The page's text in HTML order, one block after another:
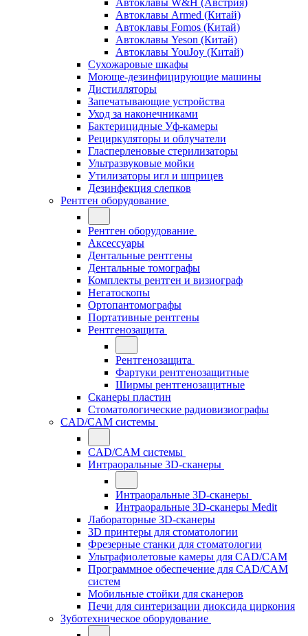
Автоклавы W&H (Австрия)
Автоклавы Armed (Китай)
Автоклавы Fomos (Китай)
Автоклавы Yeson (Китай)
Автоклавы YouJoy (Китай)
Сухожаровые шкафы
Моюще-дезинфицирующие машины
Дистилляторы
Запечатывающие устройства
Уход за наконечниками
Бактерицидные Уф-камеры
Рециркуляторы и облучатели
Гласперленовые стерилизаторы
Ультразвуковые мойки
Утилизаторы игл и шприцев
Дезинфекция слепков
Рентген оборудование
Рентген оборудование
Аксессуары
Дентальные рентгены
Дентальные томографы
Комплекты рентген и визиограф
Негатоскопы
Ортопантомографы
Портативные рентгены
Рентгенозащита
Рентгенозащита
Фартуки рентгенозащитные
Ширмы рентгенозащитные
Сканеры пластин
Стоматологические радиовизиографы
CAD/CAM системы
CAD/CAM системы
Интраоральные 3D-сканеры
Интраоральные 3D-сканеры
Интраоральные 3D-сканеры Medit
Лабораторные 3D-сканеры
3D принтеры для стоматологии
Фрезерные станки для стоматологии
Ультрафиолетовые камеры для CAD/CAM
Программное обеспечение для CAD/CAM
систем
Мобильные стойки для сканеров
Печи для синтеризации диоксида циркония
Зуботехническое оборудование